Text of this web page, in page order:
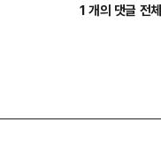
1 개의 댓글 전